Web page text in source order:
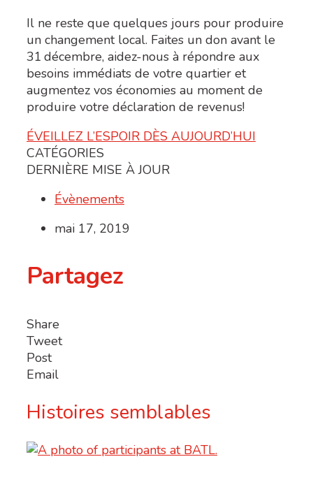
Il ne reste que quelques jours pour produire
un changement local. Faites un don avant le
31 décembre, aidez-nous à répondre aux
besoins immédiats de votre quartier et
augmentez vos économies au moment de
produire votre déclaration de revenus!
ÉVEILLEZ L’ESPOIR DÈS AUJOURD’HUI
CATÉGORIES
DERNIÈRE MISE À JOUR
Évènements
mai 17, 2019
Partagez
Share
Tweet
Post
Email
Histoires semblables